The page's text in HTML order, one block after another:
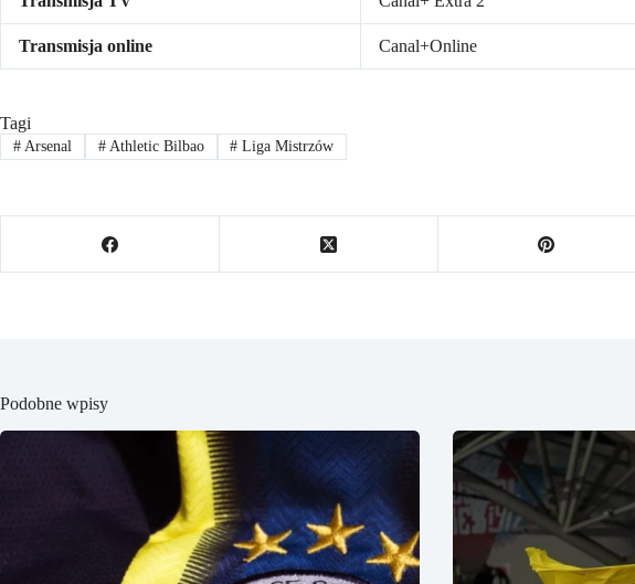
Transmisja online Canal+Online
Tagi
#Arsenal #Athletic Bilbao # Liga Mistrzów
Podobne wpisy